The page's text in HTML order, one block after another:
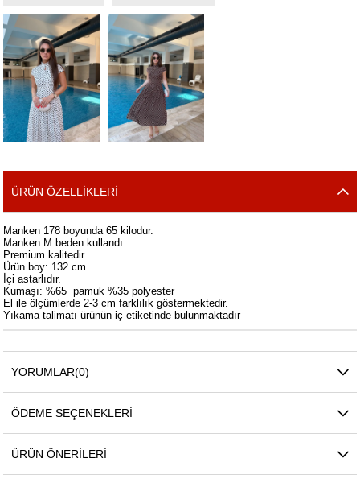
ÜRÜN ÖZELLIKLERI
Manken 178 boyunda 65 kilodur.
Manken M beden kullandı.
Premium kalitedir.
Ürün boy: 132 cm
İçi astarlıdır.
Kumaşı: %65 pamuk %35 polyester
El ile ölçümlerde 2-3 cm farklılık göstermektedir.
Yıkama talimatı ürünün iç etiketinde bulunmaktadır
YORUMLAR(0)
ÖDEME SEÇENEKLERI
ÜRÜN ÖNERILERI